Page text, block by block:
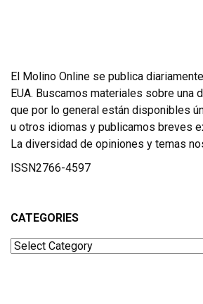
El Molino Online se publica
EUA. Buscamos materiales sobre una
que por lo general están disponibles
u otros idiomas y publicamos breves
La diversidad de opiniones y temas
ISSN2766-4597
CATEGORIES
Categories